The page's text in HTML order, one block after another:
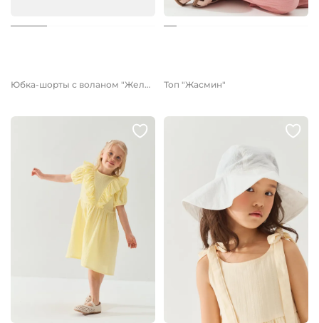
Юбка-шорты с воланом "Желтый подсолнух" Топ "Жасмин"